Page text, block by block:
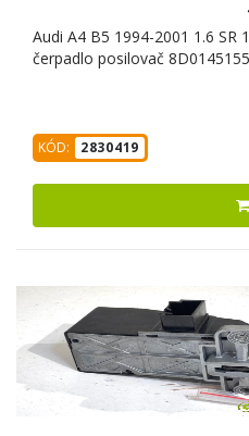
Audi A4 B5 1994-2001 1.6 SR
čerpadlo posilovač
KÓD: 2830419